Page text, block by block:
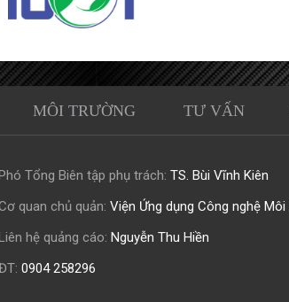
MÔI TRƯỜNG TƯ VẤN
Tổng Biên tập phụ trách: TS. Bùi Vĩnh Kiên
quan chủ quản: Viện Ứng dụng Công nghệ
hệ quảng cáo: Nguyễn Thu Hiền
0904 258296